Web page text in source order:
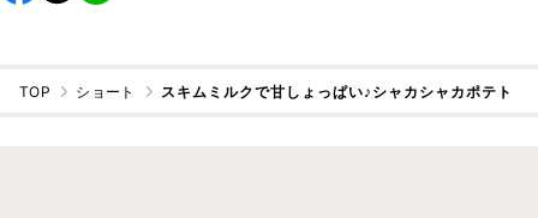
TOP ショート スキムミルクで甘しょっぱい♪シャカシャカポテト